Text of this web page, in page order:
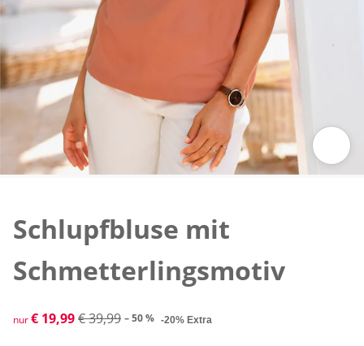
Schlupfbluse mit
Schmetterlingsmotiv
reduzierter Preis € 19,99, vorheriger Preis: € 39,99
nur€ 19,99€ 39,99 – 50 % -20% Extra